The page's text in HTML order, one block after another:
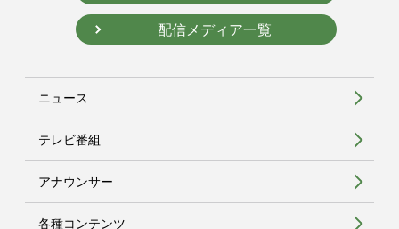
配信メディア一覧
ニュース
テレビ番組
アナウンサー
各種コンテンツ